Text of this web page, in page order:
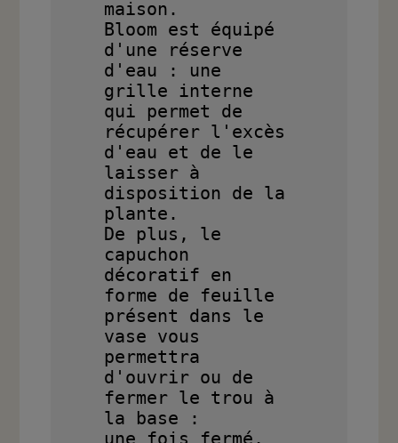
maison.
Bloom est équipé
d'une réserve
d'eau : une
grille interne
qui permet de
récupérer l'excès
d'eau et de le
laisser à
disposition de la
plante.
De plus, le
capuchon
décoratif en
forme de feuille
présent dans le
vase vous
permettra
d'ouvrir ou de
fermer le trou à
la base :